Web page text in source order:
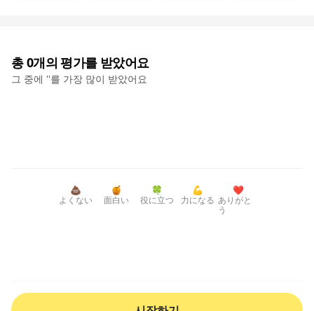
총0개의 평가를 받았어요
그 중에 ''를 가장 많이 받았어요
💩
よくない
🍯
面白い
🍀
役に立つ
💪
力になる
❤️
ありがと
う